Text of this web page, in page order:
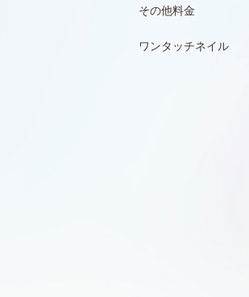
その他料金
ワンタッチネイル